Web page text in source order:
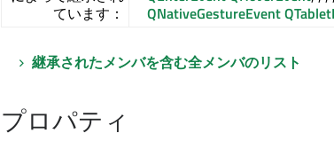
ています：
QNativeGestureEvent
継承されたメンバを含む全メンバのリスト
プロパティ